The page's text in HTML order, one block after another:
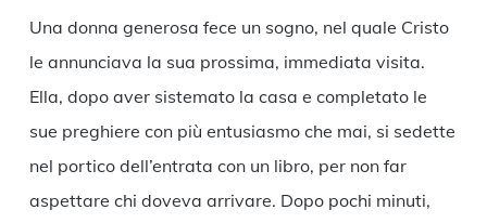
Una donna generosa fece un sogno, nel quale Cristo
le annunciava la sua prossima, immediata visita.
Ella, dopo aver sistemato la casa e completato le
sue preghiere con più entusiasmo che mai, si sedette
nel portico dell’entrata con un libro, per non far
aspettare chi doveva arrivare. Dopo pochi minuti,